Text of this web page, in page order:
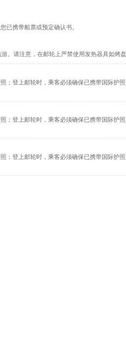
已携带船票或预定确认书。
。请注意，在邮轮上严禁使用发热器具如烤盘
；登上邮轮时，乘客必须确保已携带国际护
；登上邮轮时，乘客必须确保已携带国际护
；登上邮轮时，乘客必须确保已携带国际护